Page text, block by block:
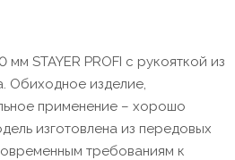
STAYER PROFI с рукояткой из
Обиходное изделие,
применение – хорошо
изготовлена из передовых
требованиям к